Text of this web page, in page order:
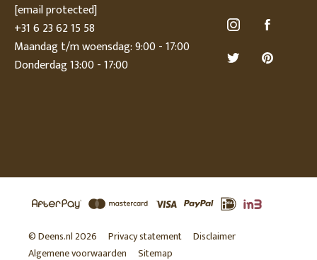
[email protected]
+31 6 23 62 15 58
Maandag t/m woensdag: 9:00 - 17:00
Donderdag 13:00 - 17:00
© Deens.nl 2026 Privacy statement
Disclaimer
Algemene voorwaarden
Sitemap